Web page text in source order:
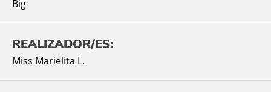
Big
REALIZADOR/ES:
Miss Marielita L.